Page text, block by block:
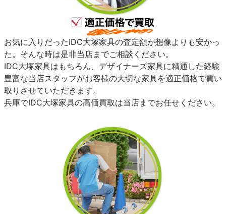
お気に入りだったIDC大塚家具の査定額が想像よりも安かっ
た。そんな時は是非当店までご相談ください。
IDC大塚家具はもちろん、デザイナーズ家具に精通した経験
豊富な当店スタッフがお客様の大切な家具を適正価格で買い
取りさせていただきます。
兵庫でIDC大塚家具の高価買取は当店までお任せください。